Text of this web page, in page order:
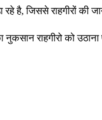
रहे है, जिससे राहगीरों
नुकसान राहगीरो को